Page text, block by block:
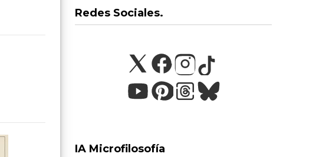
Redes Sociales.
IA Microfilosofía